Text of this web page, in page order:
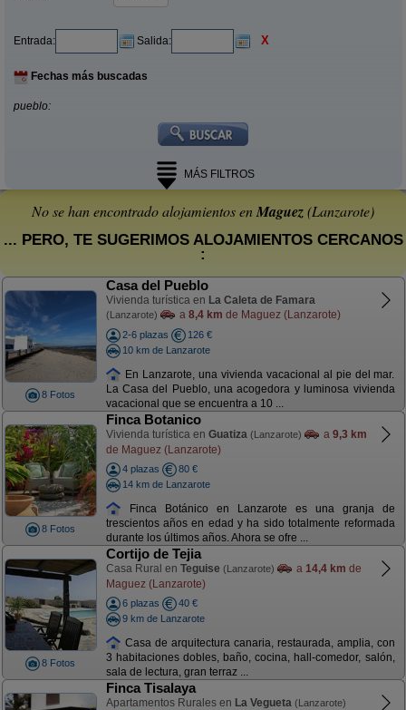
Entrada: Salida: X
Fechas más buscadas
pueblo:
MÁS FILTROS
No se han encontrado alojamientos enMaguez(Lanzarote)
... PERO, TE SUGERIMOS ALOJAMIENTOS CERCANOS
:
8 Fotos
Casa del Pueblo
Vivienda turística en La Caleta de Famara
(Lanzarote) a 8,4 km de Maguez (Lanzarote)
2-6 plazas
126 €
10 km de Lanzarote
En Lanzarote, una vivienda vacacional al pie del mar.
La Casa del Pueblo, una acogedora y luminosa vivienda
vacacional que se encuentra a 10 ...
8 Fotos
Finca Botanico
Vivienda turística en Guatiza (Lanzarote) a 9,3 km
de Maguez (Lanzarote)
4 plazas
80 €
14 km de Lanzarote
Finca Botánico en Lanzarote es una granja de
trescientos años en edad y ha sido totalmente reformada
durante los últimos años. Ahora se ofre ...
8 Fotos
Cortijo de Tejia
Casa Rural en Teguise (Lanzarote) a 14,4 km de
Maguez (Lanzarote)
6 plazas
40 €
9 km de Lanzarote
Casa de arquitectura canaria, restaurada, amplia, con
3 habitaciones dobles, baño, cocina, hall-comedor, salón,
sala de lectura, gran terraz ...
Finca Tisalaya
Apartamentos Rurales en La Vegueta (Lanzarote)